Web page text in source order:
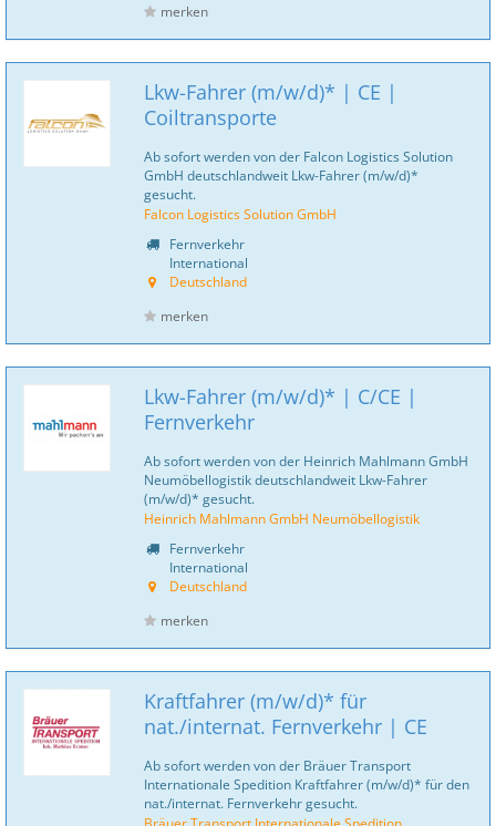
merken
Lkw-Fahrer (m/w/d)* | CE |
Coiltransporte
Ab sofort werden von der Falcon Logistics Solution
GmbH deutschlandweit Lkw-Fahrer (m/w/d)*
gesucht.
Falcon Logistics Solution GmbH
Fernverkehr
International
Deutschland
merken
Lkw-Fahrer (m/w/d)* | C/CE |
Fernverkehr
Ab sofort werden von der Heinrich Mahlmann GmbH
Neumöbellogistik deutschlandweit Lkw-Fahrer
(m/w/d)* gesucht.
Heinrich Mahlmann GmbH Neumöbellogistik
Fernverkehr
International
Deutschland
merken
Kraftfahrer (m/w/d)* für
nat./internat. Fernverkehr | CE
Ab sofort werden von der Bräuer Transport
Internationale Spedition Kraftfahrer (m/w/d)* für den
nat./internat. Fernverkehr gesucht.